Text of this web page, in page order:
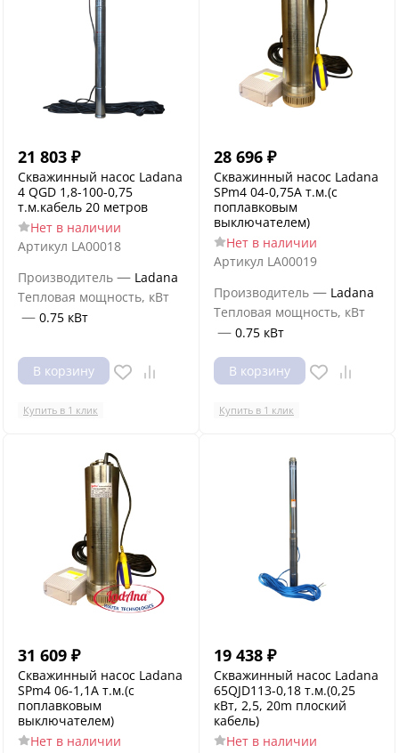
21 803 ₽
Скважинный насос Ladana
4 QGD 1,8-100-0,75
т.м.кабель 20 метров
Нет в наличии
Артикул LA00018
Производитель — Ladana
Тепловая мощность, кВт
— 0.75 кВт
В корзину
Купить в 1 клик
28 696 ₽
Скважинный насос Ladana
SPm4 04-0,75А т.м.(с
поплавковым
выключателем)
Нет в наличии
Артикул LA00019
Производитель — Ladana
Тепловая мощность, кВт
— 0.75 кВт
В корзину
Купить в 1 клик
31 609 ₽
Скважинный насос Ladana
SPm4 06-1,1А т.м.(с
поплавковым
выключателем)
Нет в наличии
19 438 ₽
Скважинный насос Ladana
65QJD113-0,18 т.м.(0,25
кВт, 2,5, 20m плоский
кабель)
Нет в наличии